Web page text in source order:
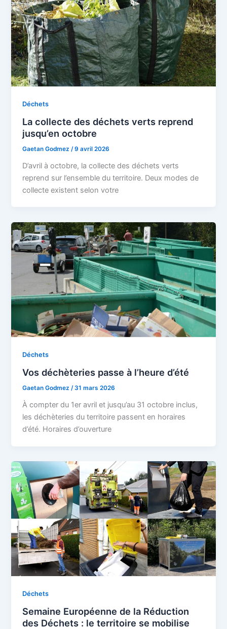
Déchets
La collecte des déchets verts reprend
jusqu’en octobre
Gaetan Godmez /9 avril 2026
D’avril à octobre, la collecte des déchets verts
reprend sur l’ensemble du territoire. Deux modes de
collecte existent selon votre
Déchets
Vos déchèteries passe à l’heure d’été
Gaetan Godmez /31 mars 2026
À compter du 1er avril et jusqu’au 31 octobre inclus,
les déchèteries du territoire passent en horaires
d’été. Horaires d’ouverture
Déchets
Semaine Européenne de la Réduction
des Déchets : le territoire se mobilise